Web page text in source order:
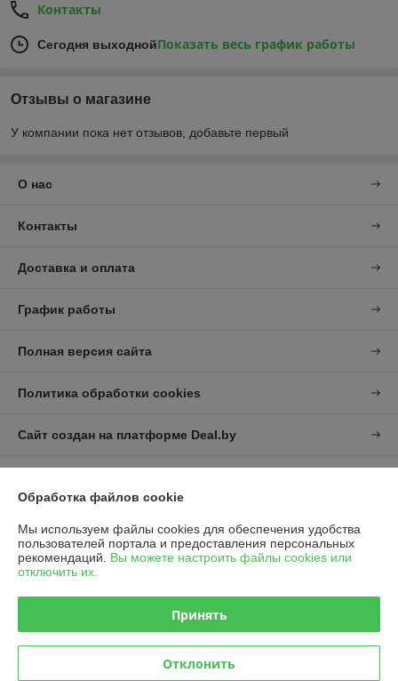
Контакты
Сегодня выходнойПоказать весь график работы
Отзывы о магазине
У компании пока нет отзывов, добавьте первый
О нас
Контакты
Доставка и оплата
График работы
Полная версия сайта
Политика обработки cookies
Сайт создан на платформе Deal.by
Информация для покупателя
220086 г. Минск, ул. Славинского 8А, к.5
Регистрационный номер ЕГР: 190437992
УНП: 190437992
Обработка файлов cookie
Мы используем файлы cookies для обеспечения удобства
пользователей портала и предоставления персональных
рекомендаций. Вы можете настроить файлы cookies или
отключить их.
Принять
Отклонить